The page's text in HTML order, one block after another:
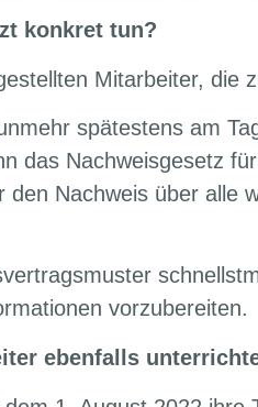
konkret tun?
Mitarbeiter,
spätestens am
das Nachweisgesetz
Nachweis über alle
vorzubereiten.
ebenfalls